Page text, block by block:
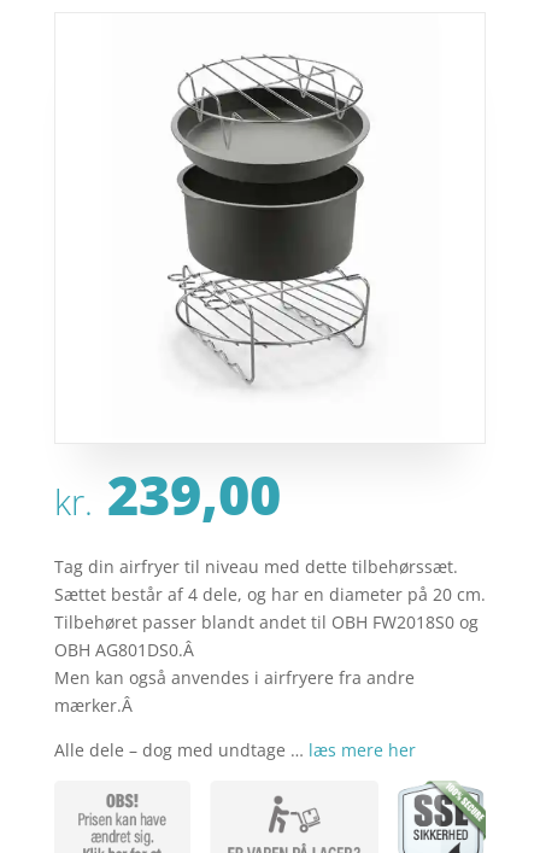
kr. 239,00
Tag din airfryer til niveau med dette tilbehørssæt.
Sættet består af 4 dele, og har en diameter på 20 cm.
Tilbehøret passer blandt andet til OBH FW2018S0 og
OBH AG801DS0.Â
Men kan også anvendes i airfryere fra andre
mærker.Â
Alle dele – dog med undtage … læs mere her